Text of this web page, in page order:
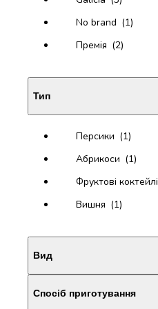
випічки
Борошно
Приправа
перець
Продукти
суші
і
ролів
Желе
та
для
Гречана
No brand (1)
Премія (2)
Тип
Персики (1)
Абрикоси (1)
Фруктові коктейлі
Вишня (1)
Вид
Цілі (1)
Спосіб приготування